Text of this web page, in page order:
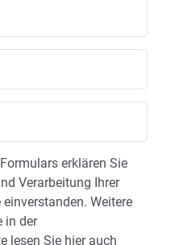
erklären Sie
Verarbeitung Ihrer
Weitere
in der
lesen Sie hier auch